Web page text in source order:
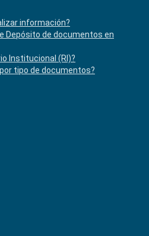
información?
Depósito de documentos en
Institucional (RI)?
tipo de documentos?